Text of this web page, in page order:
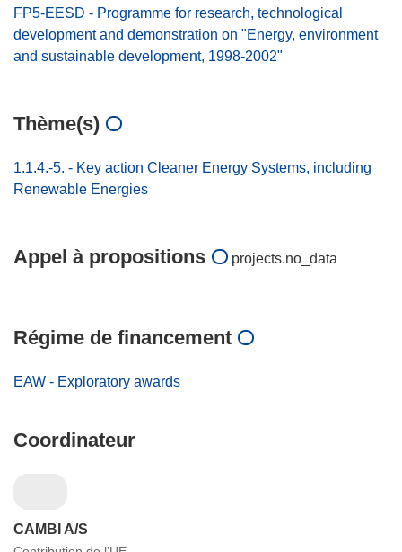
FP5-EESD - Programme for research, technological
development and demonstration on "Energy, environment
and sustainable development, 1998-2002"
Thème(s)
1.1.4.-5. - Key action Cleaner Energy Systems, including
Renewable Energies
Appel à propositions projects.no_data
Régime de financement
EAW - Exploratory awards
Coordinateur
CAMBI A/S